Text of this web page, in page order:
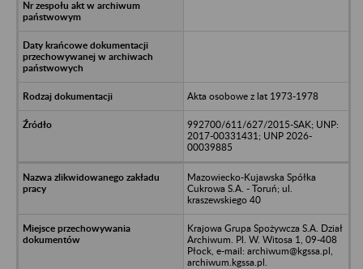
Akta osobowe z lat 1973-1978
992700/611/627/2015-SAK; UNP:
2017-00331431; UNP 2026-
00039885
Mazowiecko-Kujawska Spółka
Cukrowa S.A. - Toruń; ul.
kraszewskiego 40
Krajowa Grupa Spożywcza S.A. Dział
Archiwum. Pl. W. Witosa 1, 09-408
Płock, e-mail: archiwum@kgssa.pl,
archiwum.kgssa.pl.